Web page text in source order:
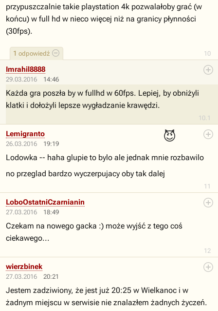
10
1 odpowiedź
przypuszczalnie takie playstation 4k pozwalałoby grać (w
końcu) w full hd w nieco więcej niż na granicy płynności
(30fps).
29.03.2016 14:46
10.1
Imrahil8888
Każda gra poszła by w fullhd w 60fps. Lepiej, by obniżyli
klatki i dołożyli lepsze wygładzanie krawędzi.
26.03.2016 19:19
😈
11
Lemigranto
Lodowka -- haha glupie to bylo ale jednak mnie rozbawilo
no przeglad bardzo wyczerpujacy oby tak dalej
27.03.2016 18:49
12
LoboOstatniCzarnianin
Czekam na nowego gacka :) może wyjść z tego coś
ciekawego...
27.03.2016 20:21
wierzbinek
Jestem zadziwiony, że jest już 20:25 w Wielkanoc i w
żadnym miejscu w serwisie nie znalazłem żadnych życzeń.